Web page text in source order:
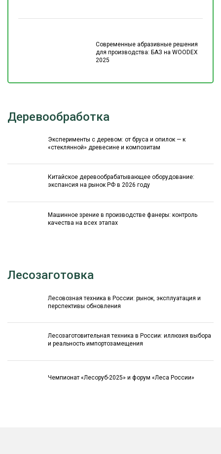
Современные абразивные решения
для производства: БАЗ на WOODEX
2025
Деревообработка
Эксперименты с деревом: от бруса и опилок — к
«стеклянной» древесине и композитам
Китайское деревообрабатывающее оборудование:
экспансия на рынок РФ в 2026 году
Машинное зрение в производстве фанеры: контроль
качества на всех этапах
Лесозаготовка
Лесовозная техника в России: рынок, эксплуатация и
перспективы обновления
Лесозаготовительная техника в России: иллюзия выбора
и реальность импортозамещения
Чемпионат «Лесоруб-2025» и форум «Леса России»